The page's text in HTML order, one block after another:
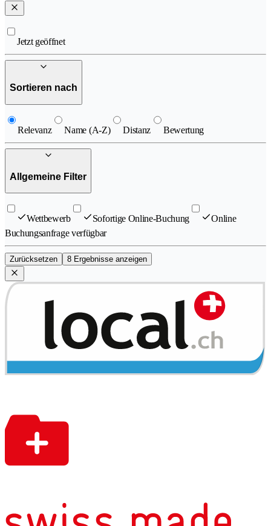
Jetzt geöffnet
Sortieren nach
Relevanz Name (A-Z) Distanz Bewertung
Allgemeine Filter
Wettbewerb Sofortige Online-Buchung
Online
Buchungsanfrage verfügbar
Zurücksetzen 8 Ergebnisse anzeigen